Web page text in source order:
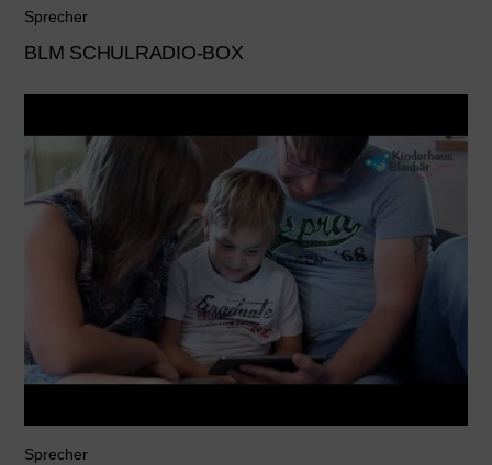
Sprecher
BLM SCHULRADIO-BOX
Sprecher